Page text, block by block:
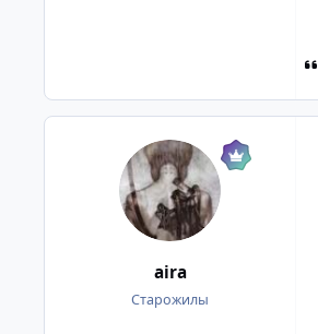
aira
Старожилы